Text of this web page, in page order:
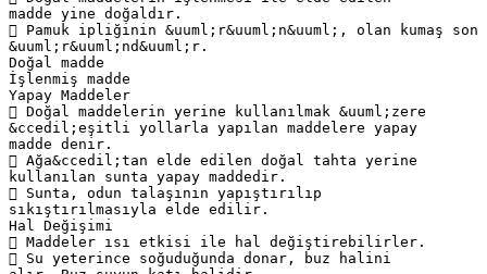
madde yine doğaldır.
 Pamuk ipliğinin &uuml;r&uuml;n&uuml;, olan kumaş son
&uuml;r&uuml;nd&uuml;r.
Doğal madde
İşlenmiş madde
Yapay Maddeler
 Doğal maddelerin yerine kullanılmak &uuml;zere
&ccedil;eşitli yollarla yapılan maddelere yapay
madde denir.
 Ağa&ccedil;tan elde edilen doğal tahta yerine
kullanılan sunta yapay maddedir.
 Sunta, odun talaşının yapıştırılıp
sıkıştırılmasıyla elde edilir.
Hal Değişimi
 Maddeler ısı etkisi ile hal değiştirebilirler.
 Su yeterince soğuduğunda donar, buz halini